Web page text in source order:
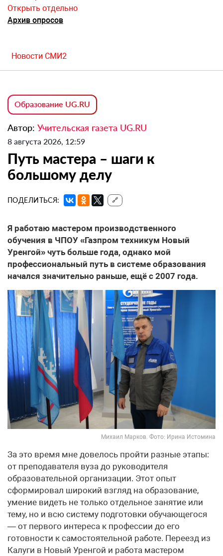
Открыть отдельно
Архив опросов
Новости СМИ2
Образование UG.RU
Автор: Учительская газета UG.RU
8 августа 2026, 12:59
Путь мастера – шаги к
большому делу
ПОДЕЛИТЬСЯ: 🔗
Я работаю мастером производственного
обучения в ЧПОУ «Газпром техникум Новый
Уренгой» чуть больше года, однако мой
профессиональный путь в системе образования
начался значительно раньше, ещё с 2007 года.
Михаил Марков. Фото: Ирина Истомина
За это время мне довелось пройти разные этапы:
от преподавателя вуза до руководителя
образовательной организации. Этот опыт
сформировал широкий взгляд на образование,
умение видеть не только отдельное занятие или
тему, но и всю систему подготовки обучающегося
— от первого интереса к профессии до его
готовности к самостоятельной работе. Переезд из
Калуги в Новый Уренгой и работа мастером